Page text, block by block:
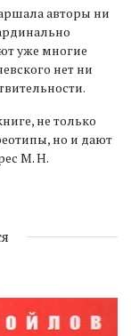
авторы ни
уже многие
нет ни
не только
но и дают
М. Н.